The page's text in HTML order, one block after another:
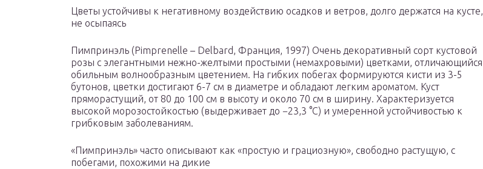
Цветы устойчивы к негативному воздействию осадков и ветров, долго держатся на кусте,
не осыпаясь
Пимпринэль (Pimprenelle – Delbard, Франция, 1997) Очень декоративный сорт кустовой
розы с элегантными нежно-желтыми простыми (немахровыми) цветками, отличающийся
обильным волнообразным цветением. На гибких побегах формируются кисти из 3-5
бутонов, цветки достигают 6-7 см в диаметре и обладают легким ароматом. Куст
пряморастущий, от 80 до 100 см в высоту и около 70 см в ширину. Характеризуется
высокой морозостойкостью (выдерживает до −23,3 °С) и умеренной устойчивостью к
грибковым заболеваниям.
«Пимпринэль» часто описывают как «простую и грациозную», свободно растущую, с
побегами, похожими на дикие